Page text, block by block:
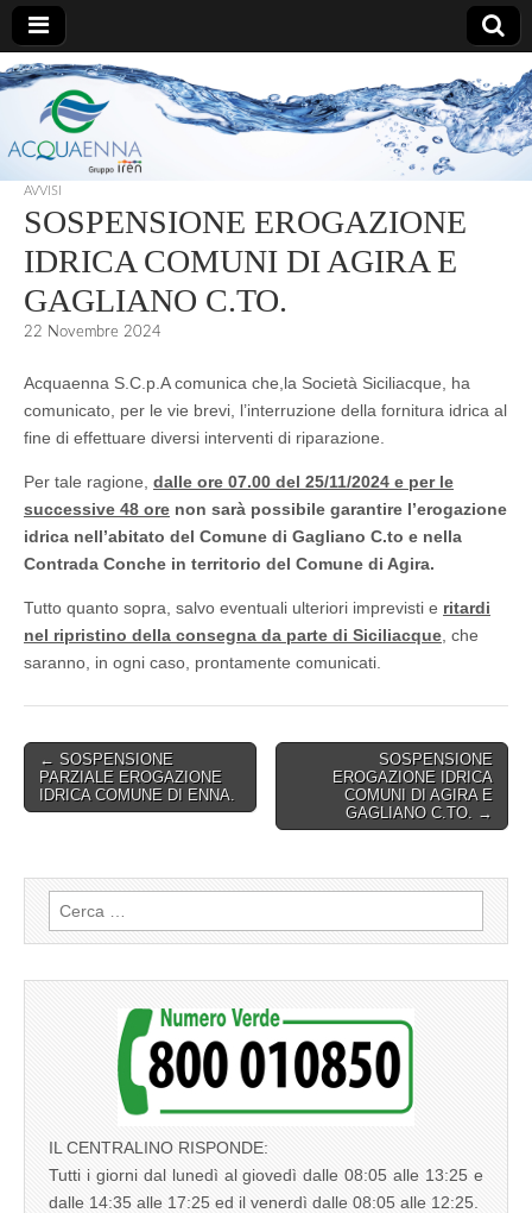
AcquaEnna
AVVISI
SOSPENSIONE EROGAZIONE
IDRICA COMUNI DI AGIRA E
GAGLIANO C.TO.
22 Novembre 2024
Acquaenna S.C.p.A comunica che,la Società Siciliacque, ha
comunicato, per le vie brevi, l’interruzione della fornitura idrica al
fine di effettuare diversi interventi di riparazione.
Per tale ragione, dalle ore 07.00 del 25/11/2024 e per le
successive 48 ore non sarà possibile garantire l’erogazione
idrica nell’abitato del Comune di Gagliano C.to e nella
Contrada Conche in territorio del Comune di Agira.
Tutto quanto sopra, salvo eventuali ulteriori imprevisti e ritardi
nel ripristino della consegna da parte di Siciliacque , che
saranno, in ogni caso, prontamente comunicati.
Post
navigation
← SOSPENSIONE
PARZIALE EROGAZIONE
IDRICA COMUNE DI ENNA.
SOSPENSIONE
EROGAZIONE IDRICA
COMUNI DI AGIRA E
GAGLIANO C.TO. →
Ricerca
per:
IL CENTRALINO RISPONDE:
Tutti i giorni dal lunedì al giovedì dalle 08:05 alle 13:25 e
dalle 14:35 alle 17:25 ed il venerdì dalle 08:05 alle 12:25.